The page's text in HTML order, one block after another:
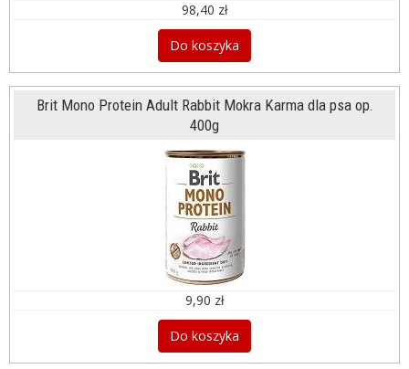
98,40 zł
Do koszyka
Brit Mono Protein Adult Rabbit Mokra Karma dla psa op.
400g
9,90 zł
Do koszyka